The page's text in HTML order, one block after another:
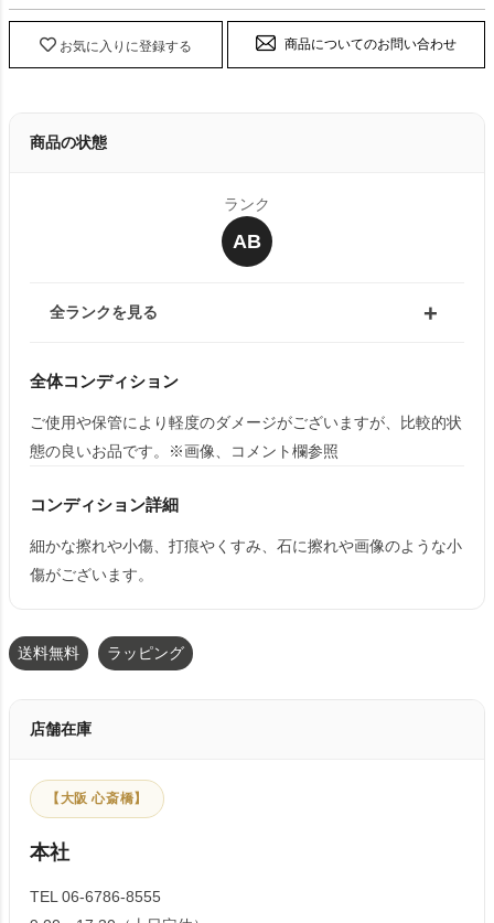
お気に入りに登録する 商品についてのお問い合わせ
商品の状態
ランク
AB
全ランクを見る
全体コンディション
ご使用や保管により軽度のダメージがございますが、比較的状
態の良いお品です。※画像、コメント欄参照
コンディション詳細
細かな擦れや小傷、打痕やくすみ、石に擦れや画像のような小
傷がございます。
送料無料 ラッピング
店舗在庫
【大阪 心斎橋】
本社
TEL 06-6786-8555